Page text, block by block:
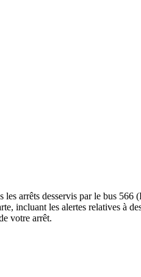
arrêts desservis par le bus 566
incluant les alertes relatives à
votre arrêt.